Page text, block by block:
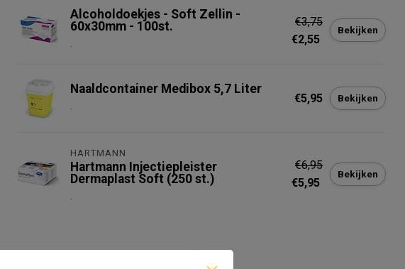
Alcoholdoekjes - Soft Zellin -
60x30mm - 100st.
.
€3,75
€2,55
Bekijken
Naaldcontainer Medibox 5,7 Liter
.
€5,95 Bekijken
HARTMANN
Hartmann Injectiepleister
Dermaplast Soft (250 st.)
.
€6,95
€5,95
Bekijken